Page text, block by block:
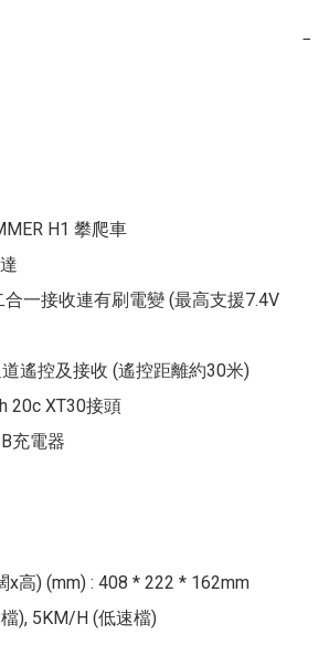
−
H1 攀爬車
合一接收連有刷電變 (最高支援7.4V
遙控及接收 (遙控距離約30米)
20c XT30接頭
充電器
x高) (mm) : 408 * 222 * 162mm
), 5KM/H (低速檔)